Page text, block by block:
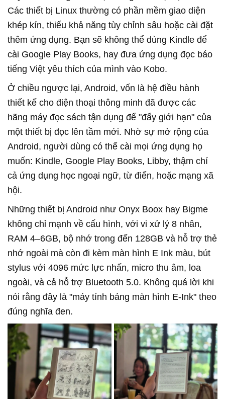
Các thiết bị Linux thường có phần mềm giao diện
khép kín, thiếu khả năng tùy chỉnh sâu hoặc cài đặt
thêm ứng dụng. Bạn sẽ không thể dùng Kindle để
cài Google Play Books, hay đưa ứng dụng đọc báo
tiếng Việt yêu thích của mình vào Kobo.
Ở chiều ngược lại, Android, vốn là hệ điều hành
thiết kế cho điện thoại thông minh đã được các
hãng máy đọc sách tận dụng để "đẩy giới hạn" của
một thiết bị đọc lên tầm mới. Nhờ sự mở rộng của
Android, người dùng có thể cài mọi ứng dụng họ
muốn: Kindle, Google Play Books, Libby, thậm chí
cả ứng dụng học ngoại ngữ, từ điển, hoặc mạng xã
hội.
Những thiết bị Android như Onyx Boox hay Bigme
không chỉ mạnh về cấu hình, với vi xử lý 8 nhân,
RAM 4–6GB, bộ nhớ trong đến 128GB và hỗ trợ thẻ
nhớ ngoài mà còn đi kèm màn hình E Ink màu, bút
stylus với 4096 mức lực nhấn, micro thu âm, loa
ngoài, và cả hỗ trợ Bluetooth 5.0. Không quá lời khi
nói rằng đây là "máy tính bảng màn hình E-Ink" theo
đúng nghĩa đen.